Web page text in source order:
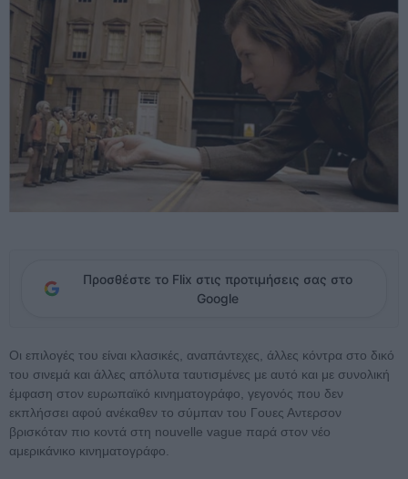
Προσθέστε το Flix στις προτιμήσεις σας στο
Google
Οι επιλογές του είναι κλασικές, αναπάντεχες, άλλες κόντρα στο δικό
του σινεμά και άλλες απόλυτα ταυτισμένες με αυτό και με συνολική
έμφαση στον ευρωπαϊκό κινηματογράφο, γεγονός που δεν
εκπλήσσει αφού ανέκαθεν το σύμπαν του Γουες Αντερσον
βρισκόταν πιο κοντά στη nouvelle vague παρά στον νέο
αμερικάνικο κινηματογράφο.